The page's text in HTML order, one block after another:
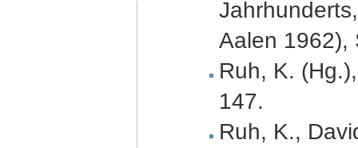
Aalen 1962),
Ruh, K.
147.
Ruh, K.,